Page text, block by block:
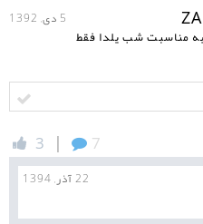
5 دی, 1392
مناسبت شب یلدا فقط
7
|
3
22 آذر, 1394